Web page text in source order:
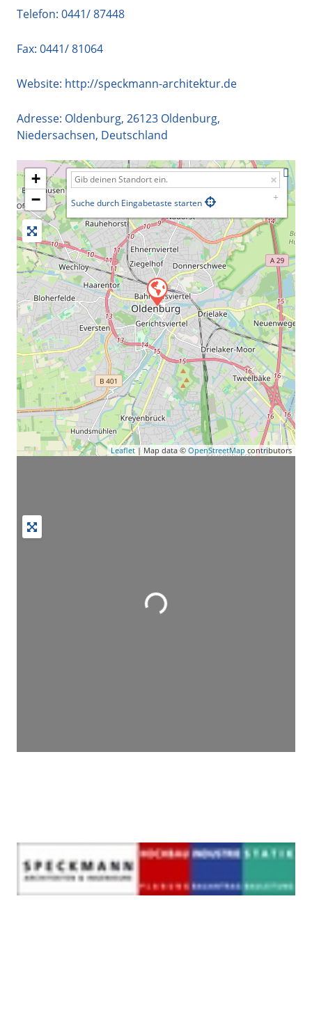
Telefon: 0441/ 87448
Fax: 0441/ 81064
Website: http://speckmann-architektur.de
Adresse: Oldenburg, 26123 Oldenburg,
Niedersachsen, Deutschland
+
−
Suche durch Eingabetaste starten
Leaflet | Map data © OpenStreetMap contributors
Wird geladen …